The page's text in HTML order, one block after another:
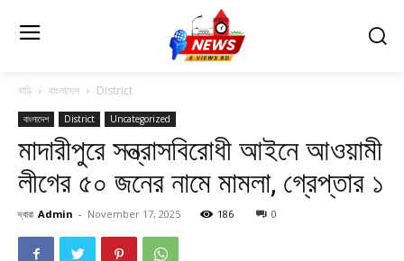
বাড়ি বাংলাদেশ District
বাংলাদেশ District Uncategorized
মাদারীপুরে সন্ত্রাসবিরোধী আইনে আওয়ামী
লীগের ৫০ জনের নামে মামলা, গ্রেপ্তার ১
দ্বারা Admin - November 17, 2025 186 0